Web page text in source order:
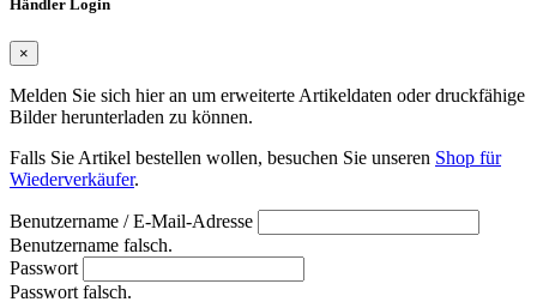
Händler Login
×
Melden Sie sich hier an um erweiterte Artikeldaten oder druckfähige
Bilder herunterladen zu können.
Falls Sie Artikel bestellen wollen, besuchen Sie unseren Shop für
Wiederverkäufer.
Benutzername / E-Mail-Adresse
Benutzername falsch.
Passwort
Passwort falsch.